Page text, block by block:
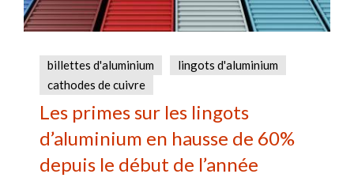
billettes d'aluminium
lingots d'aluminium
cathodes de cuivre
Les primes sur les lingots
d’aluminium en hausse de 60%
depuis le début de l’année